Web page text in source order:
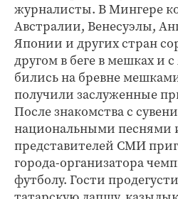
журналисты. В Мингере
Австралии, Венесуэлы,
Японии и других стран
другом в беге в мешках и
бились на бревне
получили заслуженные
После знакомства с
национальными песнями
представителей СМИ
города-организатора
футболу. Гости